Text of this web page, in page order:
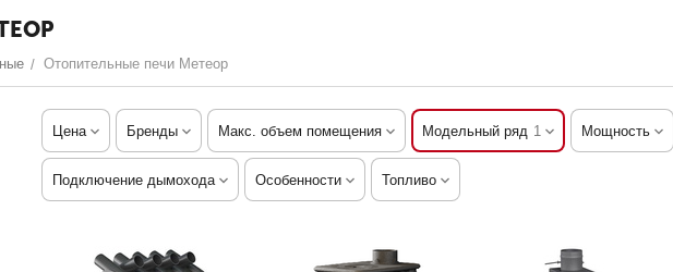
/ Отопительные печи Метеор
Цена Бренды Макс. объем помещения Модельный ряд 1 Мощность
Подключение дымохода Особенности Топливо